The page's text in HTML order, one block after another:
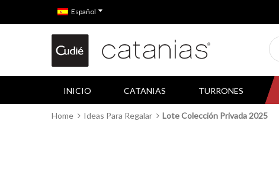
Español
INICIO CATANIAS TURRONES
Home Ideas Para Regalar Lote Colección Privada 2025